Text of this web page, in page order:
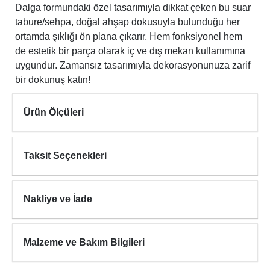
Dalga formundaki özel tasarımıyla dikkat çeken bu suar
tabure/sehpa, doğal ahşap dokusuyla bulunduğu her
ortamda şıklığı ön plana çıkarır. Hem fonksiyonel hem
de estetik bir parça olarak iç ve dış mekan kullanımına
uygundur. Zamansız tasarımıyla dekorasyonunuza zarif
bir dokunuş katın!
Ürün Ölçüleri
Taksit Seçenekleri
Nakliye ve İade
Malzeme ve Bakım Bilgileri